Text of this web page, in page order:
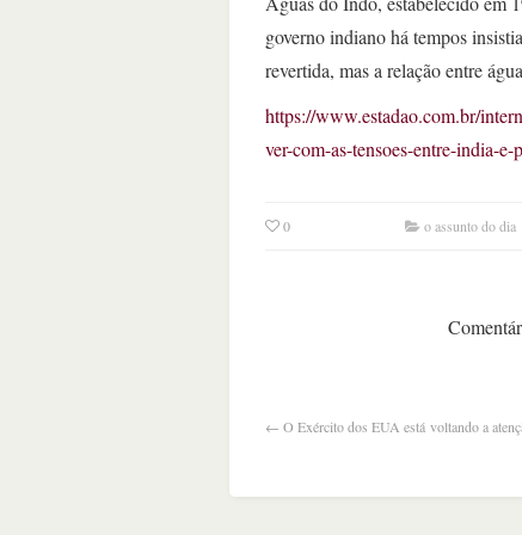
governo indiano há tempos
revertida, mas a relação entre
https://www.estadao.com.br/
ver-com-as-tensoes-entre-india-e-
0 o assunto do dia
← O Exército dos EUA está voltando a